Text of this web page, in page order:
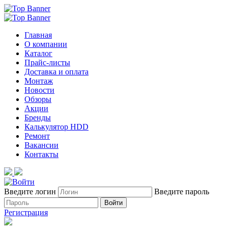
Главная
О компании
Каталог
Прайс-листы
Доставка и оплата
Монтаж
Новости
Обзоры
Акции
Бренды
Калькулятор HDD
Ремонт
Вакансии
Контакты
Введите логин Введите пароль
Войти
Регистрация